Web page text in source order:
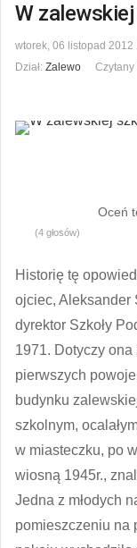
W
wtorek, 06 listopad 2012
Dział: Zalewo Czytany
Oceń
(4 głosów)
Historię tę
ojciec, Aleksander
dyrektor Szkoły
1971. Dotyczy ona
pierwszych
budynku
szkolnym,
w miasteczku, po
wiosną 1945r.,
Jedna z młodych
pomieszczeniu na